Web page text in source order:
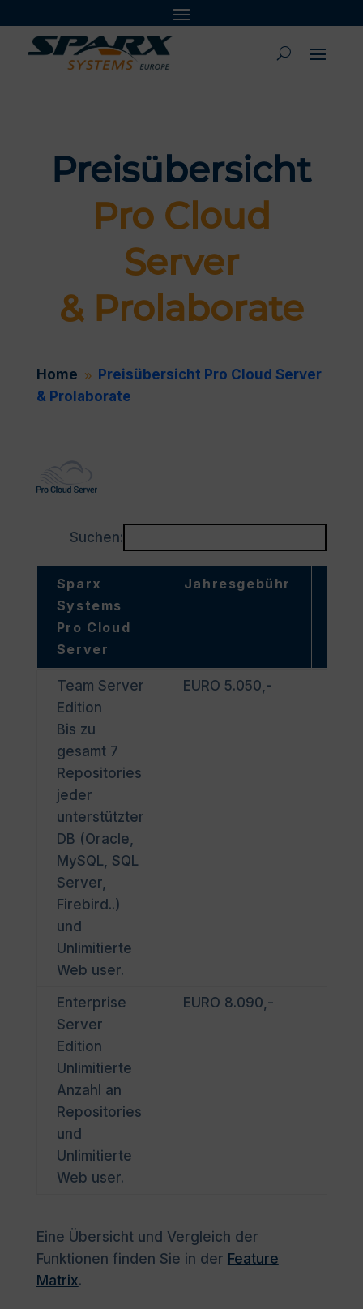
Preisübersicht
Pro Cloud
Server
& Prolaborate
Home 9
Preisübersicht Pro Cloud Server
& Prolaborate
Suchen:
Sparx
Systems
Pro Cloud
Server
Jahresgebühr
Sparx
Systems
Pro Cloud
Server
Jahresgebühr
Team Server
Edition
Bis zu
gesamt 7
Repositories
jeder
unterstützter
DB (Oracle,
MySQL, SQL
Server,
Firebird..)
und
Unlimitierte
Web user.
EURO 5.050,-
Enterprise
Server
Edition
Unlimitierte
Anzahl an
Repositories
und
Unlimitierte
Web user.
EURO 8.090,-
Eine Übersicht und Vergleich der
Funktionen finden Sie in der Feature
Matrix.